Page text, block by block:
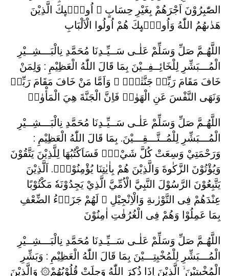
الصّٰبِرُوْنَ اَجْرَهُمْ بِغَيْرِ حِسَابٍ ۞ اُولٰۤىِٕكَ الَّذِيْنَ
هَدٰىهُمُ اللّٰهُ وَاُولٰۤىِٕكَ هُمْ اُولُوا الْاَلْبَابِ
اللَّهُـمَّ صَلِّ وَسَلِّمْ عَلٰـى سَــيِّـدِنَا مُحَمَّدِ نِالْبَـــشِــيْرِ
الْمُـــبَشِّرِ لِلْخَائِــفِــيْنَ بِمَا قَالَ اللّٰهُ الْعَظِيْمِ : وَلِمَنْ
خَافَ مَقَامَ رَبِّهٖ جَنَّتٰنِۚ ۞ وَاَمَّا مَنْ خَافَ مَقَامَ رَبِّهٖ
وَنَهَى النَّفْسَ عَنِ الْهَوٰىۙ فَاِنَّ الْجَنَّةَ هِيَ الْمَأْوٰىۗ
اللَّهُـمَّ صَلِّ وَسَلِّمْ عَلٰـى سَــيِّـدِنَا مُحَمَّدِ نِالْبَـــشِــيْرِ
الْمُـــبَشِّرِ لِلْمُــتَّـــقِـــيْنَ. بِمَا قَالَ اللّٰهُ الْعَظِيْمِ :
وَرَحْمَتِيْ وَسِعَتْ كُلَّ شَيْءٍۗ فَسَاَكْتُبُهَا لِلَّذِيْنَ يَتَّقُوْنَ
وَيُؤْتُوْنَ الزَّكٰوةَ وَالَّذِيْنَ هُمْ بِاٰيٰتِنَا يُؤْمِنُوْنَۚ. اَلَّذِيْنَ
يَتَّبِعُوْنَ الرَّسُوْلَ النَّبِيَّ الْاُمِّيَّ الَّذِيْ يَجِدُوْنَهٗ مَكْتُوْبًا
عِنْدَهُمْ فِى التَّوْرٰىةِ وَالْاِنْجِيْلِ ۞ لَهُمْ جَزَاۤءُ الضِّعْفِ
بِمَا عَمِلُوْا وَهُمْ فِى الْغُرُفٰتِ اٰمِنُوْنَ
اللَّهُـمَّ صَلِّ وَسَلِّمْ عَلٰـى سَــيِّـدِنَا مُحَمَّدِ نِالْبَـــشِــيْرِ
الْمُـــبَشِّرِ لِلْمُخْبِتِـــيْنَ بِمَا قَالَ اللّٰهُ الْعَظِيْمِ : وَبَشِّرِ
الْمُخْبِتِيْنَ ۙ الَّذِيْنَ اِذَا ذُكِرَ اللّٰهُ وَجِلَتْ قُلُوْبُهُمْ۞ وَالَّذِيْنَ